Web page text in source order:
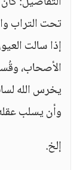
تحت التراب
إذا سالت
الأصحاب،
يخرس الله
وأن يسلب
إلخ.